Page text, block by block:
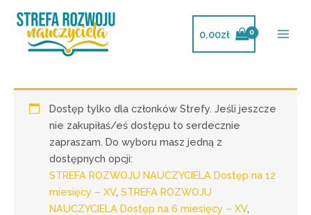
0,00zł
Dostęp tylko dla członków Strefy. Jeśli jeszcze
nie zakupiłaś/eś dostępu to serdecznie
zapraszam. Do wyboru masz jedną z
dostępnych opcji:
STREFA ROZWOJU NAUCZYCIELA Dostęp na 12
miesięcy – XV,STREFA ROZWOJU
NAUCZYCIELA Dostęp na 6 miesięcy – XV,